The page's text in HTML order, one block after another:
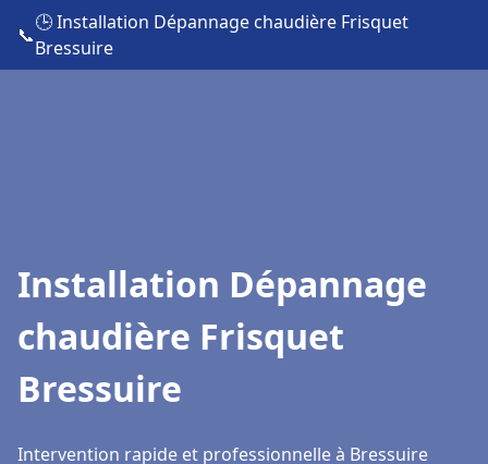
📞
🕒 Installation Dépannage chaudière Frisquet
Bressuire
Installation Dépannage
chaudière Frisquet
Bressuire
Intervention rapide et professionnelle à Bressuire